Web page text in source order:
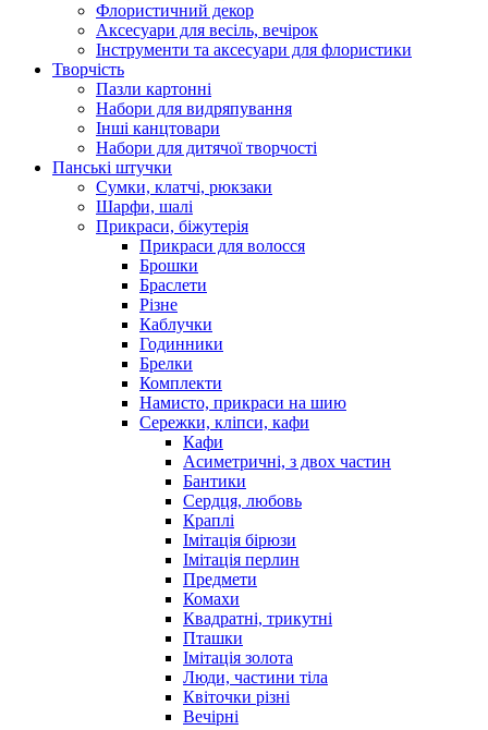
Флористичний декор
Аксесуари для весіль, вечірок
Інструменти та аксесуари для флористики
Творчість
Пазли картонні
Набори для видряпування
Інші канцтовари
Набори для дитячої творчості
Панські штучки
Сумки, клатчі, рюкзаки
Шарфи, шалі
Прикраси, біжутерія
Прикраси для волосся
Брошки
Браслети
Різне
Каблучки
Годинники
Брелки
Комплекти
Намисто, прикраси на шию
Сережки, кліпси, кафи
Кафи
Асиметричні, з двох частин
Бантики
Сердця, любовь
Краплі
Імітація бірюзи
Імітація перлин
Предмети
Комахи
Квадратні, трикутні
Пташки
Імітація золота
Люди, частини тіла
Квіточки різні
Вечірні